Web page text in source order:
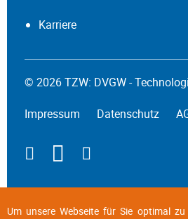
Karriere
© 2026 TZW: DVGW -
Impressum Datenschutz
Um unsere Webseite für Sie optimal